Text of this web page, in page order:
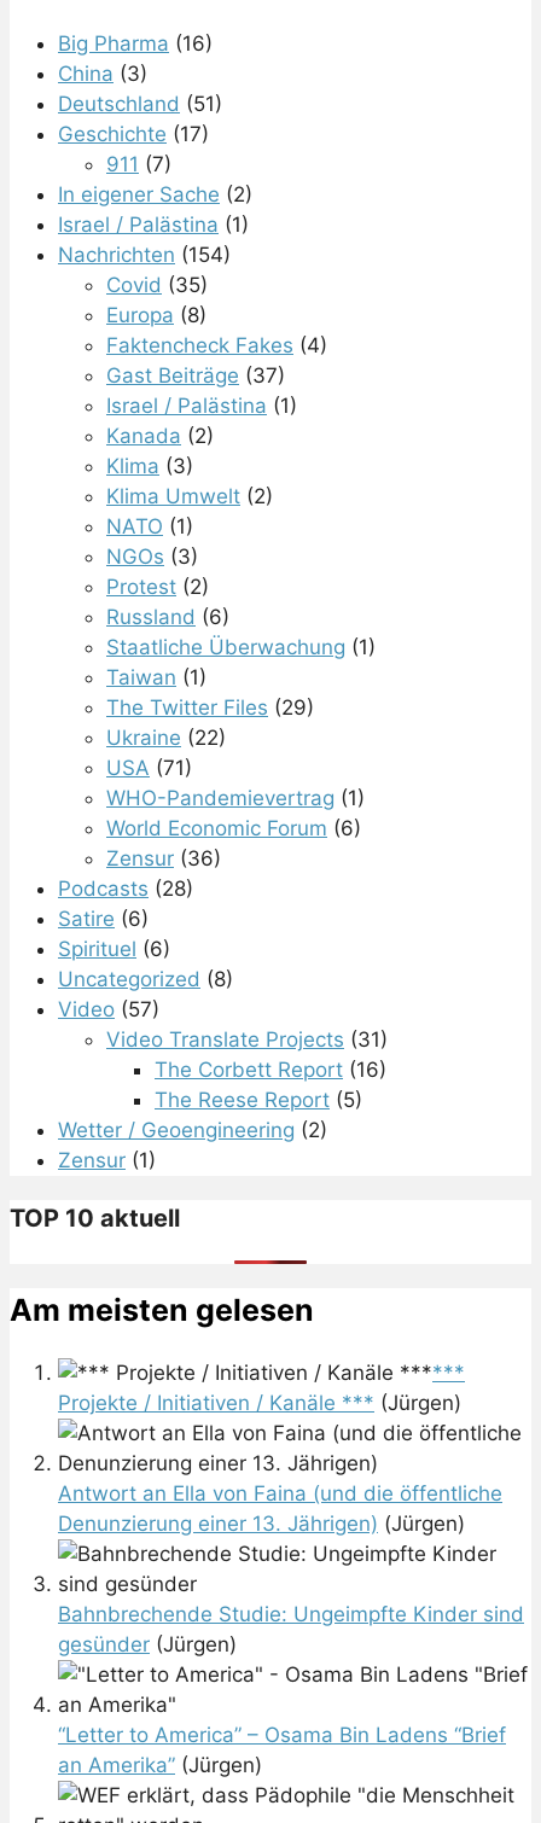
Big Pharma (16)
China (3)
Deutschland (51)
Geschichte (17)
911 (7)
In eigener Sache (2)
Israel / Palästina (1)
Nachrichten (154)
Covid (35)
Europa (8)
Faktencheck Fakes (4)
Gast Beiträge (37)
Israel / Palästina (1)
Kanada (2)
Klima (3)
Klima Umwelt (2)
NATO (1)
NGOs (3)
Protest (2)
Russland (6)
Staatliche Überwachung (1)
Taiwan (1)
The Twitter Files (29)
Ukraine (22)
USA (71)
WHO-Pandemievertrag (1)
World Economic Forum (6)
Zensur (36)
Podcasts (28)
Satire (6)
Spirituel (6)
Uncategorized (8)
Video (57)
Video Translate Projects (31)
The Corbett Report (16)
The Reese Report (5)
Wetter / Geoengineering (2)
Zensur (1)
TOP 10 aktuell
Am meisten gelesen
***
Projekte / Initiativen / Kanäle *** (Jürgen)
Antwort an Ella von Faina (und die öffentliche
Denunzierung einer 13. Jährigen) (Jürgen)
Bahnbrechende Studie: Ungeimpfte Kinder sind
gesünder (Jürgen)
“Letter to America” – Osama Bin Ladens “Brief
an Amerika” (Jürgen)